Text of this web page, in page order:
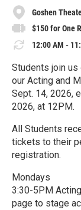
Goshen
$150 for One
12:00 AM -
Students join
our Acting and
Sept. 14, 2026,
2026, at 12PM.
All Students
tickets to their
registration.
Mondays
3:30-5PM
page to stage